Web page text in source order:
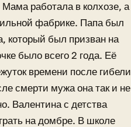
работала в колхозе, а
фабрике. Папа был
который был призван на
было всего 2 года. Её
времени после гибели
смерти мужа она так и не
Валентина с детства
на домбре. В школе